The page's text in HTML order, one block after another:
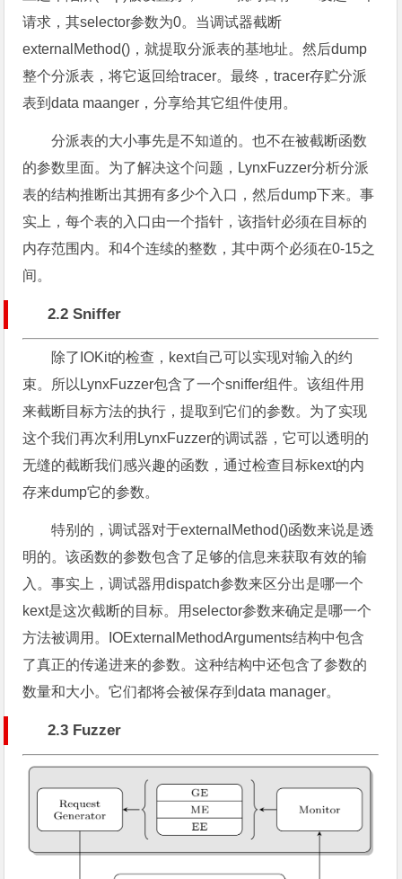
请求，其selector参数为0。当调试器截断
externalMethod()，就提取分派表的基地址。然后dump
整个分派表，将它返回给tracer。最终，tracer存贮分派
表到data maanger，分享给其它组件使用。
分派表的大小事先是不知道的。也不在被截断函数
的参数里面。为了解决这个问题，LynxFuzzer分析分派
表的结构推断出其拥有多少个入口，然后dump下来。事
实上，每个表的入口由一个指针，该指针必须在目标的
内存范围内。和4个连续的整数，其中两个必须在0-15之
间。
2.2 Sniffer
除了IOKit的检查，kext自己可以实现对输入的约
束。所以LynxFuzzer包含了一个sniffer组件。该组件用
来截断目标方法的执行，提取到它们的参数。为了实现
这个我们再次利用LynxFuzzer的调试器，它可以透明的
无缝的截断我们感兴趣的函数，通过检查目标kext的内
存来dump它的参数。
特别的，调试器对于externalMethod()函数来说是透
明的。该函数的参数包含了足够的信息来获取有效的输
入。事实上，调试器用dispatch参数来区分出是哪一个
kext是这次截断的目标。用selector参数来确定是哪一个
方法被调用。IOExternalMethodArguments结构中包含
了真正的传递进来的参数。这种结构中还包含了参数的
数量和大小。它们都将会被保存到data manager。
2.3 Fuzzer